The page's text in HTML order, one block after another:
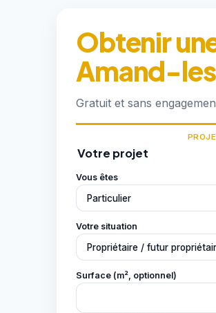
Obtenir
Amand-
Gratuit et sans
Votre projet
Vous êtes
Votre situation
Surface (m², optionnel)